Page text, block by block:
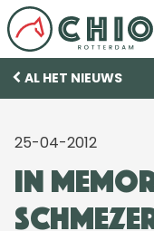
AL HET NIEUWS
25-04-2012
In